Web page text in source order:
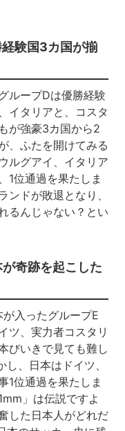
験国3カ国が揃
ループDは優勝経験
イタリアと、コスタ
が強豪3カ国から2
、ふたを開けてみる
ルグアイ、イタリア
1位通過を果たしま
ンドが敗退となり、
るんじゃない？とい
奇跡を起こした
入ったグループE
ツ、実力者コスタリ
びいきで見ても難し
、日本はドイツ、
1位通過を果たしま
」は伝説ですよ
した日本人がどれだ